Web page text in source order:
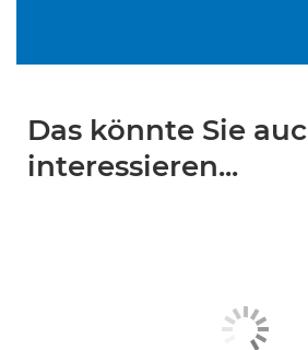
Das könnte Sie
interessieren...